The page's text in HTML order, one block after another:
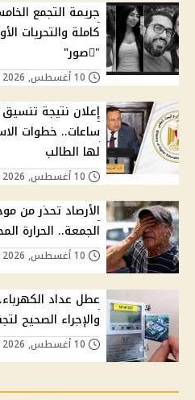
جريمة التجمع
كاملة والتحريات
"ًصور"
ساعات.. خطوات
لها الطالب
الأرصاد تحذر من
الجمعة.. الحرارة
والإجراء الصحيح